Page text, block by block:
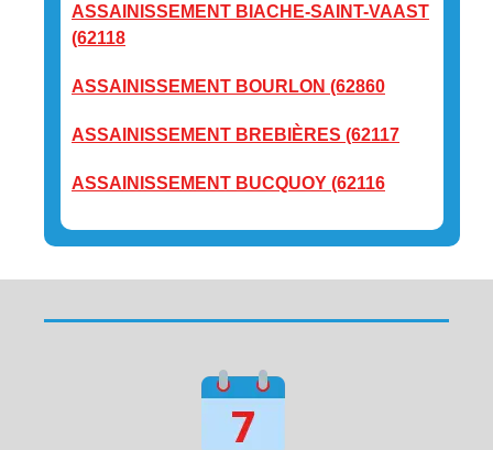
ASSAINISSEMENT BIACHE-SAINT-VAAST
(62118
ASSAINISSEMENT BOURLON (62860
ASSAINISSEMENT BREBIÈRES (62117
ASSAINISSEMENT BUCQUOY (62116